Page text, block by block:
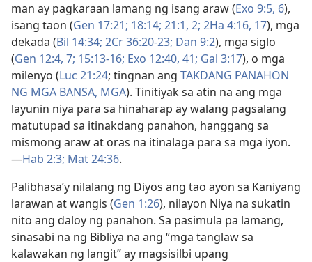
man ay pagkaraan lamang ng isang araw (Exo 9:5, 6),
isang taon (Gen 17:21; 18:14; 21:1, 2; 2Ha 4:16, 17), mga
dekada (Bil 14:34; 2Cr 36:20-23; Dan 9:2), mga siglo
(Gen 12:4, 7; 15:13-16; Exo 12:40, 41; Gal 3:17), o mga
milenyo (Luc 21:24; tingnan ang TAKDANG PANAHON
NG MGA BANSA, MGA). Tinitiyak sa atin na ang mga
layunin niya para sa hinaharap ay walang pagsalang
matutupad sa itinakdang panahon, hanggang sa
mismong araw at oras na itinalaga para sa mga iyon.​
—Hab 2:3; Mat 24:36.
Palibhasa’y nilalang ng Diyos ang tao ayon sa Kaniyang
larawan at wangis (Gen 1:26), nilayon Niya na sukatin
nito ang daloy ng panahon. Sa pasimula pa lamang,
sinasabi na ng Bibliya na ang “mga tanglaw sa
kalawakan ng langit” ay magsisilbi upang